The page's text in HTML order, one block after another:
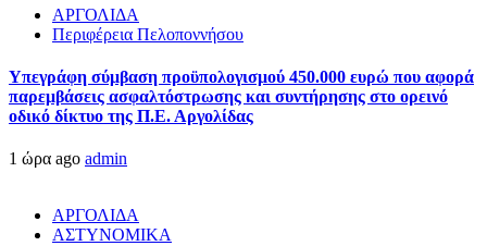
ΑΡΓΟΛΙΔΑ
Περιφέρεια Πελοποννήσου
Υπεγράφη σύμβαση προϋπολογισμού 450.000 ευρώ που αφορά
παρεμβάσεις ασφαλτόστρωσης και συντήρησης στο ορεινό
οδικό δίκτυο της Π.Ε. Αργολίδας
1 ώρα ago admin
ΑΡΓΟΛΙΔΑ
ΑΣΤΥΝΟΜΙΚΑ